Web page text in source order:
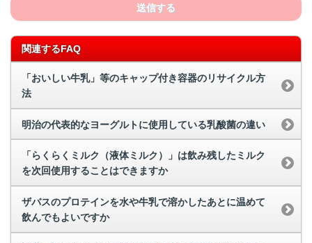
送信する
関連するFAQ
「おいしい牛乳」等のキャップ付き容器のリサイクル方
法
明治の代表的なヨーグルトに使用している乳酸菌の違い
「らくらくミルク（液体ミルク）」は飲み残したミルク
を次回使用することはできますか
ザバスのプロテインを水や牛乳で溶かしたあとに温めて
飲んでもよいですか